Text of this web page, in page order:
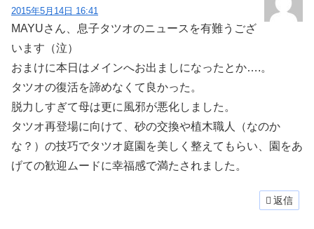
2015年5月14日 16:41
MAYUさん、息子タツオのニュースを有難うござ
います（泣）
おまけに本日はメインへお出ましになったとか….。
タツオの復活を諦めなくて良かった。
脱力しすぎて母は更に風邪が悪化しました。
タツオ再登場に向けて、砂の交換や植木職人（なのか
な？）の技巧でタツオ庭園を美しく整えてもらい、園をあ
げての歓迎ムードに幸福感で満たされました。
返信